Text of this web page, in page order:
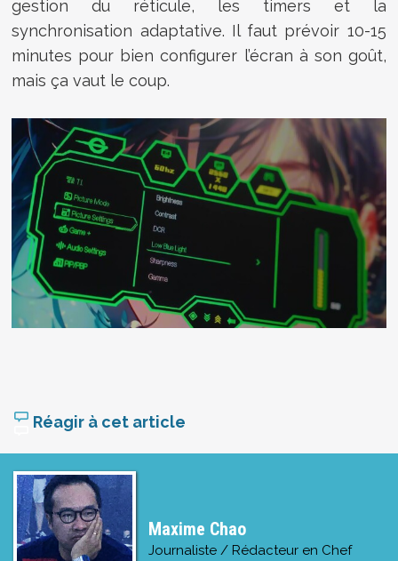
gestion du réticule, les timers et la
synchronisation adaptative. Il faut prévoir 10-15
minutes pour bien configurer l’écran à son goût,
mais ça vaut le coup.
Réagir à cet article
Maxime Chao
Journaliste / Rédacteur en Chef